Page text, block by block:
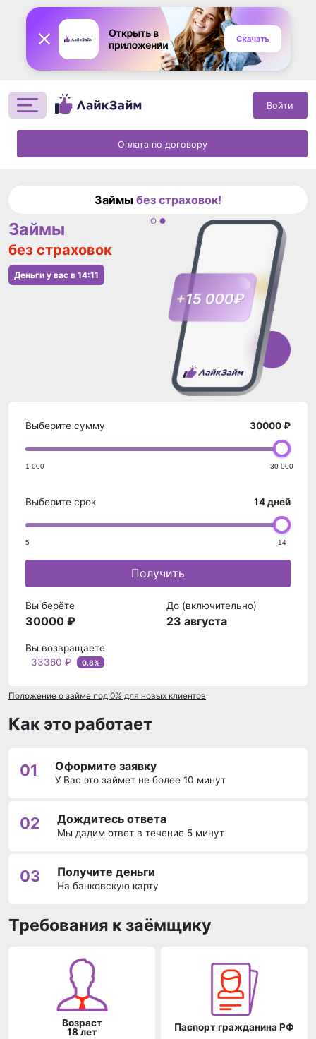
Войти
Оплата по договору
Займы без страховок!
Займы
без страховок
Деньги у вас в 14:11
Выберите сумму 30000 ₽
1 000 30 000
Выберите срок 14 дней
5 14
Получить
Вы берёте
30000 ₽
До (включительно)
23 августа
Вы возвращаете
33360 ₽
0.8%
Положение о займе под 0% для новых клиентов
Как это работает
01 Оформите заявку
У Вас это займет не более 10 минут
02 Дождитесь ответа
Мы дадим ответ в течение 5 минут
03 Получите деньги
На банковскую карту
Требования к заёмщику
Возраст
18 лет
Паспорт гражданина РФ